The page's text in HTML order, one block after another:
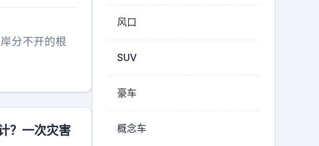
分不开的根
？一次灾害
风口
SUV
豪车
概念车